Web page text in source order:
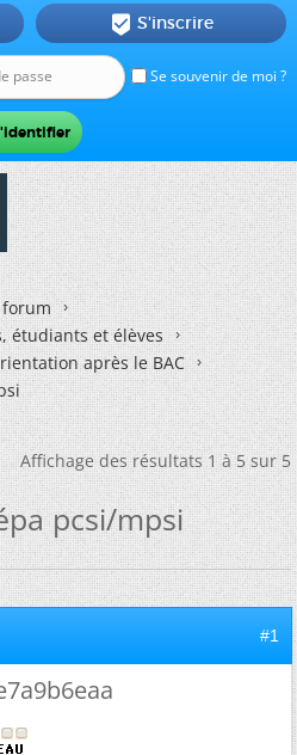
Se souvenir de moi ?
 S'inscrire
étudiants et élèves
après le BAC
Affichage des résultats 1 à 5 sur 5
pcsi/mpsi
#1